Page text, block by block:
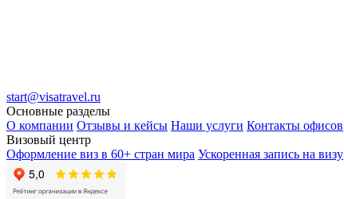
start@visatravel.ru
Основные разделы
О компании Отзывы и кейсы Наши услуги Контакты офисов
Визовый центр
Оформление виз в 60+ стран мира Ускоренная запись на визу